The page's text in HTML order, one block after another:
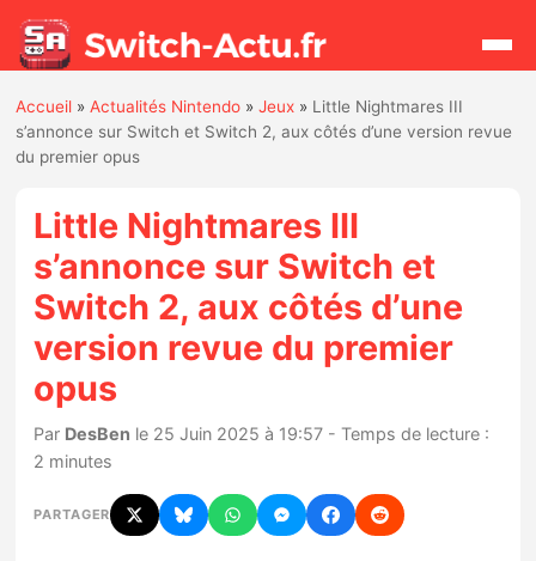
Rechercher
Actualités
Jeux
Hardware
Mises à jour
Chiffres de ventes
Rumeurs
Accueil »Actualités Nintendo »Jeux » Little Nightmares III
s’annonce sur Switch et Switch 2, aux côtés d’une version revue
du premier opus
Little Nightmares III
s’annonce sur Switch et
Switch 2, aux côtés d’une
version revue du premier
opus
Par DesBen le 25 Juin 2025 à 19:57 - Temps de lecture :
2 minutes
PARTAGER